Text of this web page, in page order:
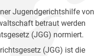
Jugendgerichtshilfe von
betraut werden
(JGG) normiert.
(JGG) ist die